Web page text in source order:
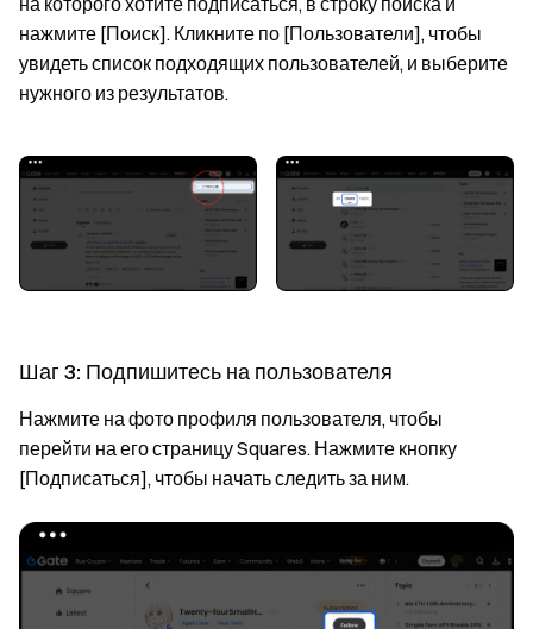
нажмите [Поиск]. Кликните по [Пользователи], чтобы
увидеть список подходящих пользователей, и выберите
нужного из результатов.
Шаг 3: Подпишитесь на пользователя
Нажмите на фото профиля пользователя, чтобы
перейти на его страницу Squares. Нажмите кнопку
[Подписаться], чтобы начать следить за ним.